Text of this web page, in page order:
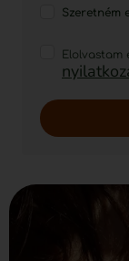
Szeretném
Elolvastam